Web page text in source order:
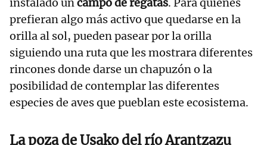
instalado uncampo de regatas. Para quienes
prefieran algo más activo que quedarse en la
orilla al sol, pueden pasear por la orilla
siguiendo una ruta que les mostrara diferentes
rincones donde darse un chapuzón o la
posibilidad de contemplar las diferentes
especies de aves que pueblan este ecosistema.
La poza de Usako del río Arantzazu